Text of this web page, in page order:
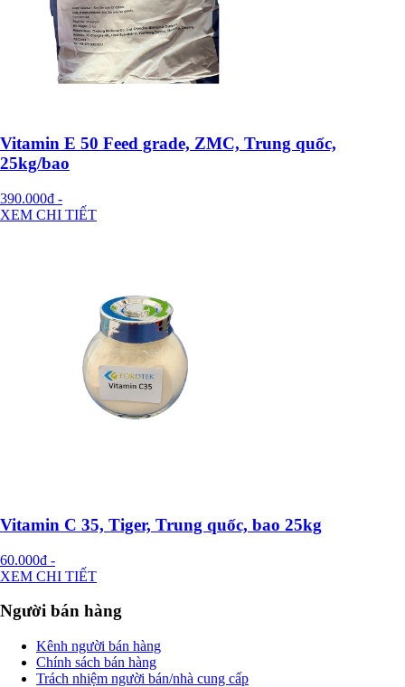
Vitamin E 50 Feed grade, ZMC, Trung quốc,
25kg/bao
390.000đ -
XEM CHI TIẾT
Vitamin C 35, Tiger, Trung quốc, bao 25kg
60.000đ -
XEM CHI TIẾT
Người bán hàng
Kênh người bán hàng
Chính sách bán hàng
Trách nhiệm người bán/nhà cung cấp